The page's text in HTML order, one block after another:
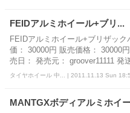
FEIDアルミホイール+ブリ...
FEIDアルミホイール+ブリザッ
価： 30000円 販売価格： 30000
売日： 発売元： groover11111 発
タイヤホイール 中... | 2011.11.13 Sun
MANTGXボディアルミホイ